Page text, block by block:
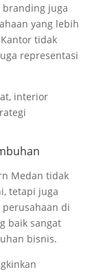
branding juga
yang lebih
tidak
representasi
interior
Medan tidak
tetapi juga
di
baik sangat
bisnis.